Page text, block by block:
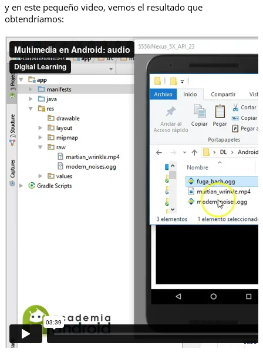
y en este pequeño video, vemos el resultado que
obtendríamos: